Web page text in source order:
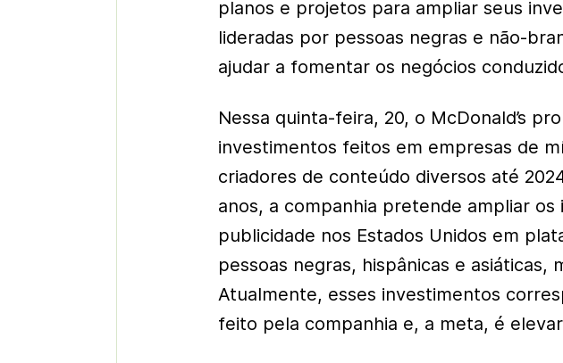
planos e projetos para ampliar seus
lideradas por pessoas negras e não-
ajudar a fomentar os negócios
Nessa quinta-feira, 20, o McDonald’s
investimentos feitos em empresas de
criadores de conteúdo diversos até
anos, a companhia pretende ampliar os
publicidade nos Estados Unidos em
pessoas negras, hispânicas e asiáticas,
Atualmente, esses investimentos
feito pela companhia e, a meta, é elevar